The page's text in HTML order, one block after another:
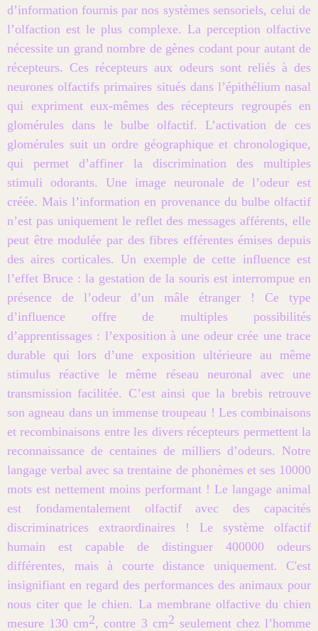
d’information fournis par nos systèmes sensoriels, celui de
l’olfaction est le plus complexe. La perception olfactive
nécessite un grand nombre de gènes codant pour autant de
récepteurs. Ces récepteurs aux odeurs sont reliés à des
neurones olfactifs primaires situés dans l’épithélium nasal
qui expriment eux-mêmes des récepteurs regroupés en
glomérules dans le bulbe olfactif. L’activation de ces
glomérules suit un ordre géographique et chronologique,
qui permet d’affiner la discrimination des multiples
stimuli odorants. Une image neuronale de l’odeur est
créée. Mais l’information en provenance du bulbe olfactif
n’est pas uniquement le reflet des messages afférents, elle
peut être modulée par des fibres efférentes émises depuis
des aires corticales. Un exemple de cette influence est
l’effet Bruce : la gestation de la souris est interrompue en
présence de l’odeur d’un mâle étranger ! Ce type
d’influence offre de multiples possibilités
d’apprentissages : l’exposition à une odeur crée une trace
durable qui lors d’une exposition ultérieure au même
stimulus réactive le même réseau neuronal avec une
transmission facilitée. C’est ainsi que la brebis retrouve
son agneau dans un immense troupeau ! Les combinaisons
et recombinaisons entre les divers récepteurs permettent la
reconnaissance de centaines de milliers d’odeurs. Notre
langage verbal avec sa trentaine de phonèmes et ses 10000
mots est nettement moins performant ! Le langage animal
est fondamentalement olfactif avec des capacités
discriminatrices extraordinaires ! Le système olfactif
humain est capable de distinguer 400000 odeurs
différentes, mais à courte distance uniquement. C'est
insignifiant en regard des performances des animaux pour
nous citer que le chien. La membrane olfactive du chien
mesure 130 cm2, contre 3 cm2 seulement chez l’homme